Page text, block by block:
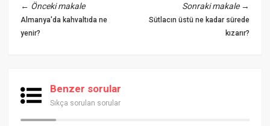
← Önceki makale
Almanya'da kahvaltıda ne
yenir?
Sonraki makale→
Sütlacın üstü ne kadar sürede
kızarır?
Benzer sorular
Sıkça sorulan sorular